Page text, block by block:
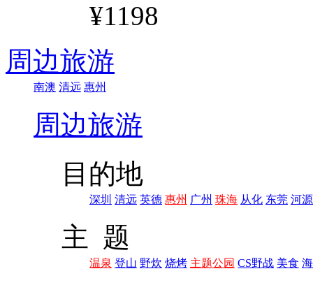
¥1198
周边旅游
南澳 清远 惠州
周边旅游
目的地
深圳 清远 英德 惠州 广州 珠海 从化 东莞 河源
主 题
温泉 登山 野炊 烧烤 主题公园 CS野战 美食